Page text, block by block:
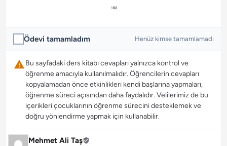
Ödevi tamamladım Henüz kimse tamamlamadı
Bu sayfadaki ders kitabı cevapları yalnızca kontrol ve
öğrenme amacıyla kullanılmalıdır. Öğrencilerin cevapları
kopyalamadan önce etkinlikleri kendi başlarına yapmaları,
öğrenme süreci açısından daha faydalıdır. Velilerimiz de bu
içerikleri çocuklarının öğrenme sürecini desteklemek ve
doğru yönlendirme yapmak için kullanabilir.
Mehmet Ali Taş